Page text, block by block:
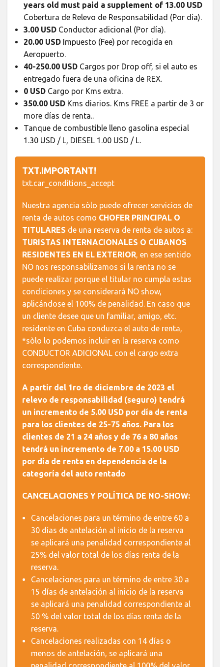
years old must paid a supplement of 13.00 USD
Cobertura de Relevo de Responsabilidad (Por día).
3.00 USDConductor adicional (Por día).
20.00 USDImpuesto (Fee) por recogida en
Aeropuerto.
40-250.00 USDCargos por Drop off, si el auto es
entregado fuera de una oficina de REX.
0 USDCargo por Kms extra.
350.00 USDKms diarios. Kms FREE a partir de 3 or
more días de renta..
Tanque de combustible lleno gasolina especial
1.30 USD / L, DIESEL 1.00 USD / L.
TXT.IMPORTANT!
txt.car_conditions_accept
Nuestra agencia sòlo puede ofrecer servicios de
renta de autos como CHOFER PRINCIPAL O
TITULARES de una reserva de renta de autos a:
TURISTAS INTERNACIONALES O CUBANOS
RESIDENTES EN EL EXTERIOR, en ese sentido
NO nos responsabilizamos si la renta no se
puede realizar porque el titular no cumpla estas
condiciones y se considerará NO show,
aplicándose el 100% de penalidad. En caso que
un cliente desee que un familiar, amigo, etc.
residente en Cuba conduzca el auto de renta,
*sòlo lo podemos incluir en la reserva como
CONDUCTOR ADICIONAL con el cargo extra
correspondiente.
A partir del 1ro de diciembre de 2023 el
relevo de responsabilidad (seguro) tendrá
un incremento de 5.00 USD por día de renta
para los clientes de 25-75 años. Para los
clientes de 21 a 24 años y de 76 a 80 años
tendrá un incremento de 7.00 a 15.00 USD
por día de renta en dependencia de la
categoría del auto rentado
CANCELACIONES Y POLÍTICA DE NO-SHOW:
Cancelaciones para un término de entre 60 a
30 días de antelación al inicio de la reserva
se aplicará una penalidad correspondiente al
25% del valor total de los días renta de la
reserva.
Cancelaciones para un término de entre 30 a
15 días de antelación al inicio de la reserva
se aplicará una penalidad correspondiente al
50 % del valor total de los días renta de la
reserva.
Cancelaciones realizadas con 14 días o
menos de antelación, se aplicará una